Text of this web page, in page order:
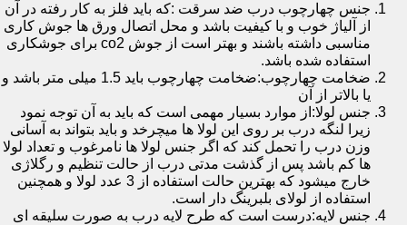
جنس چهارچوب درب ضد سرقت :که باید فلز به کار رفته در آن
از آلیاژ خوب و با کیفیت باشد و محل اتصال ورق ها جوش کاری
مناسبی داشته باشند و بهتر است از جوش co2 برای جوشکاری
استفاده شده باشد.
ضخامت چهارچوب:ضخامت چهارچوب باید 1.5 میلی متر باشد و
یا بالاتر از آن
جنس لولا:از موارد بسیار مهمی است که باید به آن توجه نمود
زیرا لنگه درب بر روی این لولا ها میچرخد و باید بتواند به آسانی
وزن درب را تحمل کند که اگر جنس لولا ها نامرغوب و تعداد لولا
ها کم باشد پس از گذشت مدتی درب از حالت تنظیم و رگلاژی
خارج میشود که بهترین حالت استفاده از 3 عدد لولا و همچنین
استفاده از لولای بلبرینگ دار است.
جنس لایه:درست است که طرح لایه درب به صورت سلیقه ای